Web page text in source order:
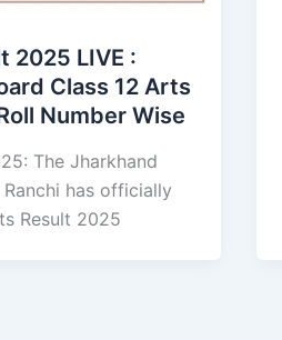
2025 LIVE :
Class 12 Arts
Number Wise
The Jharkhand
has officially
Result 2025